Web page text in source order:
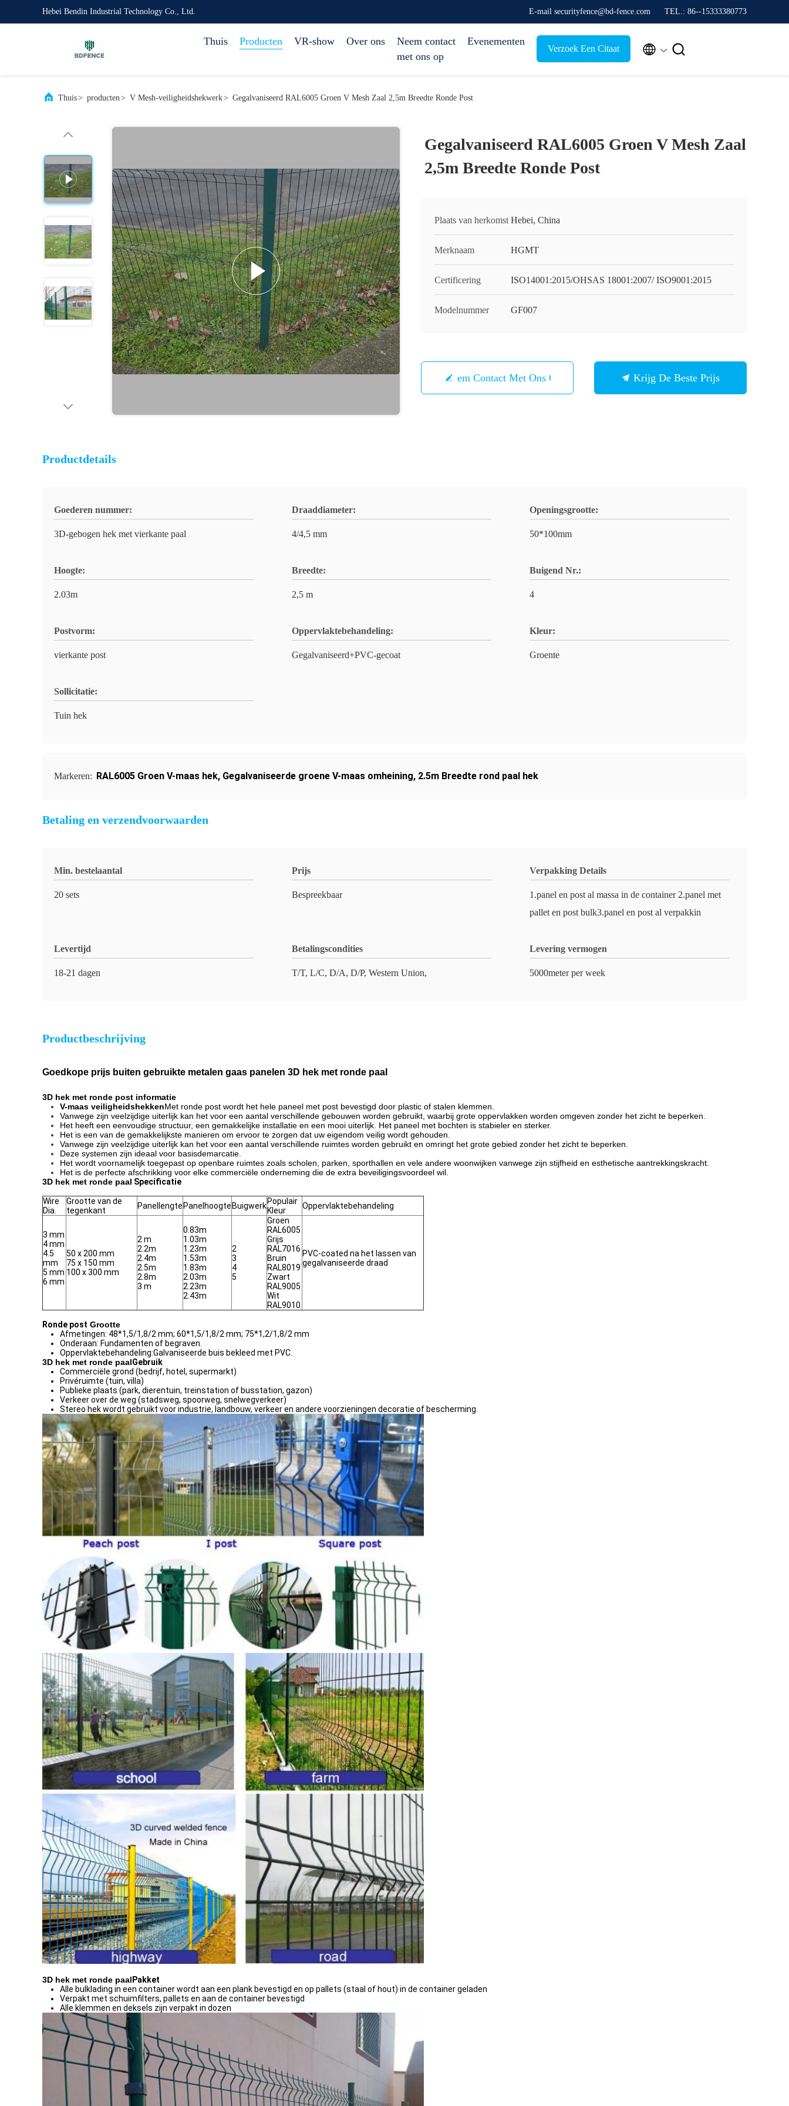
Hebei Bendin Industrial Technology Co., Ltd. E-mail securityfence@bd-fence.com TEL.: 86--15333380773
Thuis Producten VR-show Over ons
Neem contact
met ons op
Evenementen
Verzoek Een Citaat  
Thuis> producten> V Mesh-veiligheidshekwerk> Gegalvaniseerd RAL6005 Groen V Mesh Zaal 2,5m Breedte Ronde Post
Gegalvaniseerd RAL6005 Groen V Mesh Zaal
2,5m Breedte Ronde Post
Plaats van herkomst Hebei, China
Merknaam HGMT
Certificering ISO14001:2015/OHSAS 18001:2007/ ISO9001:2015
Modelnummer GF007
Neem Contact Met Ons Op Krijg De Beste Prijs
Productdetails
Goederen nummer:
3D-gebogen hek met vierkante paal
Draaddiameter:
4/4,5 mm
Openingsgrootte:
50*100mm
Hoogte:
2.03m
Breedte:
2,5 m
Buigend Nr.:
4
Postvorm:
vierkante post
Oppervlaktebehandeling:
Gegalvaniseerd+PVC-gecoat
Kleur:
Groente
Sollicitatie:
Tuin hek
Markeren: RAL6005 Groen V-maas hek, Gegalvaniseerde groene V-maas omheining, 2.5m Breedte rond paal hek
Betaling en verzendvoorwaarden
Min. bestelaantal
20 sets
Prijs
Bespreekbaar
Verpakking Details
1.panel en post al massa in de container 2.panel met
pallet en post bulk3.panel en post al verpakkin
Levertijd
18-21 dagen
Betalingscondities
T/T, L/C, D/A, D/P, Western Union,
Levering vermogen
5000meter per week
Productbeschrijving
Goedkope prijs buiten gebruikte metalen gaas panelen 3D hek met ronde paal
3D hek met ronde post informatie
V-maas veiligheidshekkenMet ronde post wordt het hele paneel met post bevestigd door plastic of stalen klemmen.
Vanwege zijn veelzijdige uiterlijk kan het voor een aantal verschillende gebouwen worden gebruikt, waarbij grote oppervlakken worden omgeven zonder het zicht te beperken.
Het heeft een eenvoudige structuur, een gemakkelijke installatie en een mooi uiterlijk. Het paneel met bochten is stabieler en sterker.
Het is een van de gemakkelijkste manieren om ervoor te zorgen dat uw eigendom veilig wordt gehouden.
Vanwege zijn veelzijdige uiterlijk kan het voor een aantal verschillende ruimtes worden gebruikt en omringt het grote gebied zonder het zicht te beperken.
Deze systemen zijn ideaal voor basisdemarcatie.
Het wordt voornamelijk toegepast op openbare ruimtes zoals scholen, parken, sporthallen en vele andere woonwijken vanwege zijn stijfheid en esthetische aantrekkingskracht.
Het is de perfecte afschrikking voor elke commerciële onderneming die de extra beveiligingsvoordeel wil.
3D hek met ronde paal Specificatie
Wire
Dia.
Grootte van de
tegenkant
PanellengtePanelhoogteBuigwerkPopulair
Kleur
Oppervlaktebehandeling
3 mm
4 mm
4.5
mm
5 mm
6 mm
50 x 200 mm
75 x 150 mm
100 x 300 mm
2 m
2.2m
2.4m
2.5m
2.8m
3 m
0.83m
1.03m
1.23m
1.53m
1.83m
2.03m
2.23m
2.43m
2
3
4
5
Groen
RAL6005
Grijs
RAL7016
Bruin
RAL8019
Zwart
RAL9005
Wit
RAL9010
PVC-coated na het lassen van
gegalvaniseerde draad
Ronde post Grootte
Afmetingen: 48*1,5/1,8/2 mm; 60*1,5/1,8/2 mm; 75*1,2/1,8/2 mm
Onderaan: Fundamenten of begraven.
Oppervlaktebehandeling:Galvaniseerde buis bekleed met PVC.
3D hek met ronde paalGebruik
Commerciële grond (bedrijf, hotel, supermarkt)
Privéruimte (tuin, villa)
Publieke plaats (park, dierentuin, treinstation of busstation, gazon)
Verkeer over de weg (stadsweg, spoorweg, snelwegverkeer)
Stereo hek wordt gebruikt voor industrie, landbouw, verkeer en andere voorzieningen decoratie of bescherming.
3D hek met ronde paal Pakket
Alle bulklading in een container wordt aan een plank bevestigd en op pallets (staal of hout) in de container geladen
Verpakt met schuimfilters, pallets en aan de container bevestigd
Alle klemmen en deksels zijn verpakt in dozen